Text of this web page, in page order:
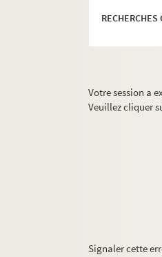
RECHERCHES
Votre session a
Veuillez cliquer
Signaler cette